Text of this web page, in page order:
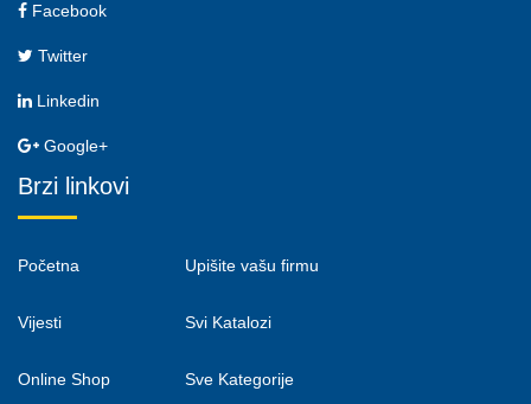
Facebook
Twitter
Linkedin
Google+
Brzi linkovi
Početna
Vijesti
Online Shop
Upišite vašu firmu
Svi Katalozi
Sve Kategorije